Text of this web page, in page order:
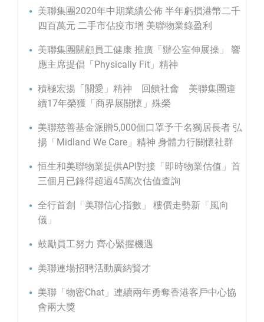
美聯集團2020年中期業績公佈 半年虧損港幣二千
四百萬元 二手市佔疫市增 美聯物業錄盈利
美聯集團關顧員工健康 推廣「辦公室伸展操」 響
應主席提倡「Physically Fit」精神
積極宏揚「關愛」精神 回饋社會 美聯集團連
續17年榮獲「商界展關懷」殊榮
美聯慈善基金派贈5,000個口罩予千名獨居長者 弘
揚「Midland We Care」精神 身體力行關懷社群
恒生和美聯物業提供API對接「即時物業估值」首
三個月已錄得超過45萬次估值查詢
全行首創「美聯信心指數」 樓價走勢新「風向
儀」
鼓勵員工努力 齊心緊握機遇
美聯連場招聘活動廣納賢才
美聯「物密Chat」連續兩年勇奪香港客戶中心協
會兩大獎